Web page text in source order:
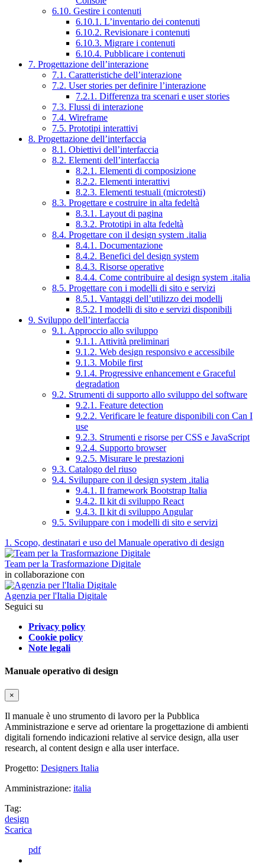
6.10. Gestire i contenuti
6.10.1. L’inventario dei contenuti
6.10.2. Revisionare i contenuti
6.10.3. Migrare i contenuti
6.10.4. Pubblicare i contenuti
7. Progettazione dell’interazione
7.1. Caratteristiche dell’interazione
7.2. User stories per definire l’interazione
7.2.1. Differenza tra scenari e user stories
7.3. Flussi di interazione
7.4. Wireframe
7.5. Prototipi interattivi
8. Progettazione dell’interfaccia
8.1. Obiettivi dell’interfaccia
8.2. Elementi dell’interfaccia
8.2.1. Elementi di composizione
8.2.2. Elementi interattivi
8.2.3. Elementi testuali (microtesti)
8.3. Progettare e costruire in alta fedeltà
8.3.1. Layout di pagina
8.3.2. Prototipi in alta fedeltà
8.4. Progettare con il design system .italia
8.4.1. Documentazione
8.4.2. Benefici del design system
8.4.3. Risorse operative
8.4.4. Come contribuire al design system .italia
8.5. Progettare con i modelli di sito e servizi
8.5.1. Vantaggi dell’utilizzo dei modelli
8.5.2. I modelli di sito e servizi disponibili
9. Sviluppo dell’interfaccia
9.1. Approccio allo sviluppo
9.1.1. Attività preliminari
9.1.2. Web design responsivo e accessibile
9.1.3. Mobile first
9.1.4. Progressive enhancement e Graceful
degradation
9.2. Strumenti di supporto allo sviluppo del software
9.2.1. Feature detection
9.2.2. Verificare le feature disponibili con Can I
use
9.2.3. Strumenti e risorse per CSS e JavaScript
9.2.4. Supporto browser
9.2.5. Misurare le prestazioni
9.3. Catalogo del riuso
9.4. Sviluppare con il design system .italia
9.4.1. Il framework Bootstrap Italia
9.4.2. Il kit di sviluppo React
9.4.3. Il kit di sviluppo Angular
9.5. Sviluppare con i modelli di sito e servizi
1. Scopo, destinatari e uso del Manuale operativo di design
Team per la Trasformazione Digitale
in collaborazione con
Agenzia per l'Italia Digitale
Seguici su
Privacy policy
Cookie policy
Note legali
Manuale operativo di design
×
Il manuale è uno strumento di lavoro per la Pubblica
Amministrazione e serve ad orientare la progettazione di ambienti
digitali fornendo indicazioni relative al service design, alla user
research, al content design e alla user interface.
Progetto: Designers Italia
Amministrazione: italia
Tag:
design
Scarica
pdf